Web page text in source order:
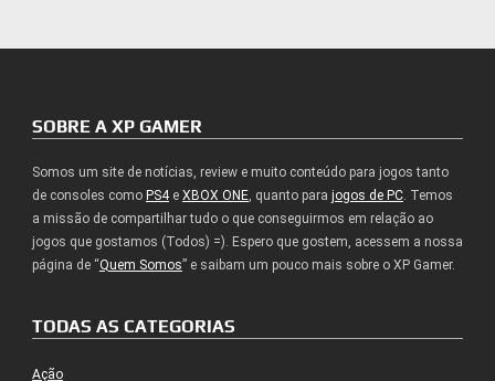
SOBRE A XP GAMER
Somos um site de notícias, review e muito conteúdo para jogos tanto
de consoles como PS4e XBOX ONE, quanto para jogos de PC. Temos
a missão de compartilhar tudo o que conseguirmos em relação ao
jogos que gostamos (Todos) =). Espero que gostem, acessem a nossa
página de “Quem Somos” e saibam um pouco mais sobre o XP Gamer.
TODAS AS CATEGORIAS
Ação